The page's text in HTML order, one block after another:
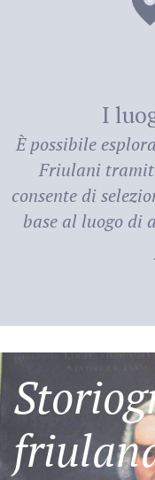
dei
I
È possibile
Friulani
consente di
base al luogo di